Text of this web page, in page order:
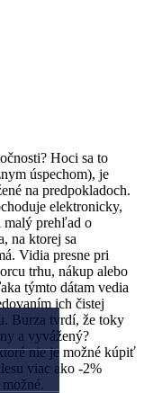
Hoci sa to
úspechom), je
na predpokladoch.
elektronicky,
malý prehľad o
na ktorej sa
Vidia presne pri
trhu, nákup alebo
týmto dátam vedia
ich čistej
Burza tvrdí, že toky
a vyvážený?
nie je možné kúpiť
viac ako -2%